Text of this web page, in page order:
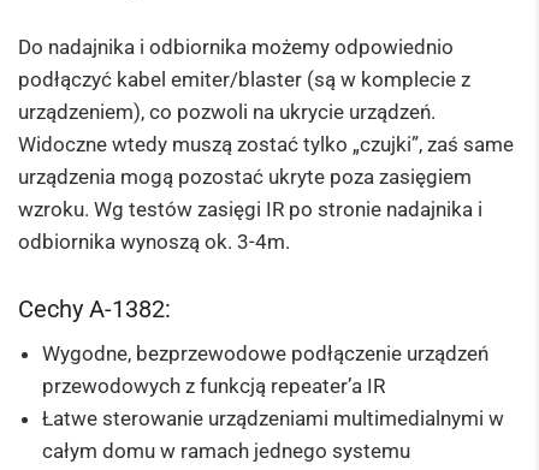
Do nadajnika i odbiornika możemy odpowiednio
podłączyć kabel emiter/blaster (są w komplecie z
urządzeniem), co pozwoli na ukrycie urządzeń.
Widoczne wtedy muszą zostać tylko „czujki”, zaś same
urządzenia mogą pozostać ukryte poza zasięgiem
wzroku. Wg testów zasięgi IR po stronie nadajnika i
odbiornika wynoszą ok. 3-4m.
Cechy A-1382:
Wygodne, bezprzewodowe podłączenie urządzeń
przewodowych z funkcją repeater’a IR
Łatwe sterowanie urządzeniami multimedialnymi w
całym domu w ramach jednego systemu